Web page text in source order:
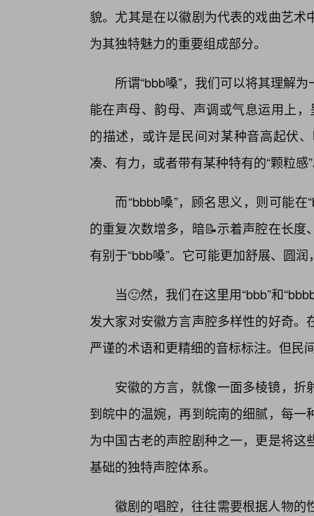
貌。尤其是在以徽剧为代表的戏曲艺
为其独特魅力的重要组成部分。
所谓“bbb嗓”，我们可以将其理解
能在声母、韵母、声调或气息运用上，
的描述，或许是民间对某种音高起伏
凑、有力，或者带有某种特有的“颗粒感
而“bbbb嗓”，顾名思义，则可能
的重复次数增多，暗📝示着声腔在长
有别于“bbb嗓”。它可能更加舒展、圆
当🙂然，我们在这里用“bbb”和
发大家对安徽方言声腔多样性的好奇
严谨的术语和更精细的音标标注。但民
安徽的方言，就像一面多棱镜，
到皖中的温婉，再到皖南的细腻，每
为中国古老的声腔剧种之一，更是将
基础的独特声腔体系。
徽剧的唱腔，往往需要根据人物的